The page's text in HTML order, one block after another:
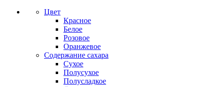
Цвет
Красное
Белое
Розовое
Оранжевое
Содержание сахара
Сухое
Полусухое
Полусладкое